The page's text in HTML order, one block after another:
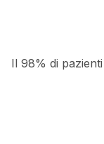
Il 98% di